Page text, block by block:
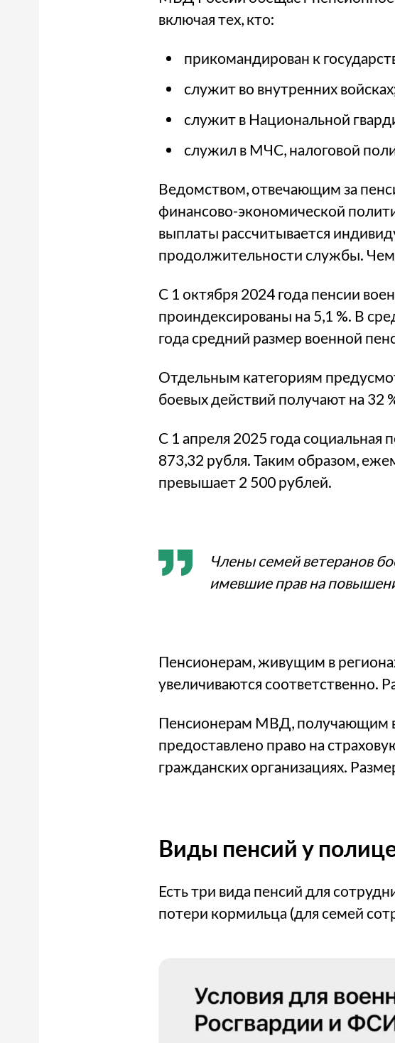
включая тех, кто:
прикомандирован к
служит во внутренних
служит в Национальной
служил в МЧС, налоговой
Ведомством, отвечающим за
финансово-экономической
выплаты рассчитывается
продолжительности службы. Чем
С 1 октября 2024 года пенсии
проиндексированы на 5,1 %. В
года средний размер военной
Отдельным категориям
боевых действий получают на 32
С 1 апреля 2025 года социальная
873,32 рубля. Таким образом,
превышает 2 500 рублей.
Члены семей ветеранов
имевшие прав на
Пенсионерам, живущим в
увеличиваются соответственно.
Пенсионерам МВД, получающим
предоставлено право на
гражданских организациях.
Виды пенсий у
Есть три вида пенсий для
потери кормильца (для семей